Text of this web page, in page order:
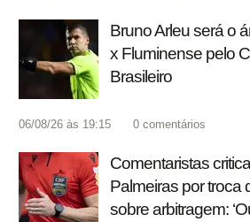
Bruno Arleu será o
x Fluminense pelo
Brasileiro
06/08/26 às 19:15 0 comentários
Comentaristas
Palmeiras por troca
sobre arbitragem: